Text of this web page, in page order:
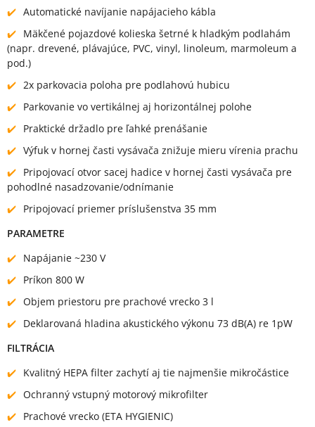
Automatické navíjanie napájacieho kábla
Mäkčené pojazdové kolieska šetrné k hladkým podlahám
(napr. drevené, plávajúce, PVC, vinyl, linoleum, marmoleum a
pod.)
2x parkovacia poloha pre podlahovú hubicu
Parkovanie vo vertikálnej aj horizontálnej polohe
Praktické držadlo pre ľahké prenášanie
Výfuk v hornej časti vysávača znižuje mieru vírenia prachu
Pripojovací otvor sacej hadice v hornej časti vysávača pre
pohodlné nasadzovanie/odnímanie
Pripojovací priemer príslušenstva 35 mm
PARAMETRE
Napájanie ~230 V
Príkon 800 W
Objem priestoru pre prachové vrecko 3 l
Deklarovaná hladina akustického výkonu 73 dB(A) re 1pW
FILTRÁCIA
Kvalitný HEPA filter zachytí aj tie najmenšie mikročástice
Ochranný vstupný motorový mikrofilter
Prachové vrecko (ETA HYGIENIC)